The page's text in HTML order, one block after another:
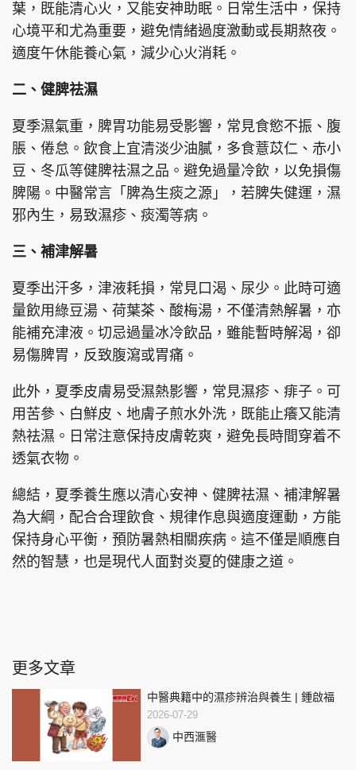
葉，既能清心火，又能安神助眠。日常生活中，保持
心境平和尤為重要，避免情緒過度激動或長期熬夜。
適度午休能養心氣，減少心火消耗。
二、健脾祛濕
夏季濕氣重，脾胃功能易受影響，常見食慾不振、腹
脹、倦怠。飲食上宜清淡少油膩，多食薏苡仁、赤小
豆、冬瓜等健脾祛濕之品。避免過量冷飲，以免損傷
脾陽。中醫常言「脾為生痰之源」，若脾失健運，濕
邪內生，易致濕疹、痰濁等病。
三、補津解暑
夏季出汗多，津液耗損，常見口渴、尿少。此時可適
量飲用綠豆湯、荷葉茶、酸梅湯，不僅清熱解暑，亦
能補充津液。切忌過量冰冷飲品，雖能暫時解渴，卻
易傷脾胃，反致腹瀉或胃痛。
此外，夏季皮膚易受濕熱影響，常見濕疹、痱子。可
用苦參、白鮮皮、地膚子煎水外洗，既能止癢又能清
熱祛濕。日常注意保持皮膚乾爽，避免長時間穿着不
透氣衣物。
總結，夏季養生應以清心安神、健脾祛濕、補津解暑
為大綱，配合合理飲食、規律作息與適度運動，方能
保持身心平衡，預防暑熱相關疾病。這不僅是順應自
然的智慧，也是現代人面對炎夏的健康之道。
更多文章
中醫典籍中的濕疹辨治與養生 | 鍾啟福
2026-07-29
中西滙醫